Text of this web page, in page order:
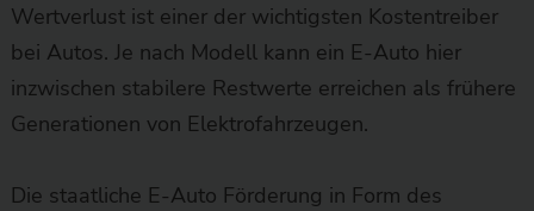
Wertverlust ist einer der wichtigsten Kostentreiber
bei Autos. Je nach Modell kann ein E-Auto hier
inzwischen stabilere Restwerte erreichen als frühere
Generationen von Elektrofahrzeugen.
Die staatliche E-Auto Förderung in Form des